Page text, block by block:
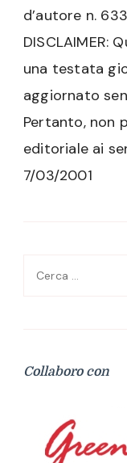
d’autore n.
DISCLAIMER:
una testata
aggiornato
Pertanto, non
editoriale ai
7/03/2001
Ricerca
Collaboro con